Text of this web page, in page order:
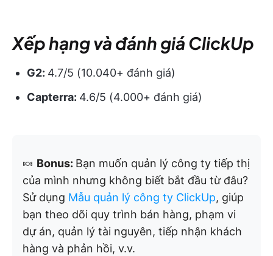
Xếp hạng và đánh giá ClickUp
G2: 4.7/5 (10.040+ đánh giá)
Capterra: 4.6/5 (4.000+ đánh giá)
🍬 Bonus: Bạn muốn quản lý công ty tiếp thị
của mình nhưng không biết bắt đầu từ đâu?
Sử dụng Mẫu quản lý công ty ClickUp, giúp
bạn theo dõi quy trình bán hàng, phạm vi
dự án, quản lý tài nguyên, tiếp nhận khách
hàng và phản hồi, v.v.